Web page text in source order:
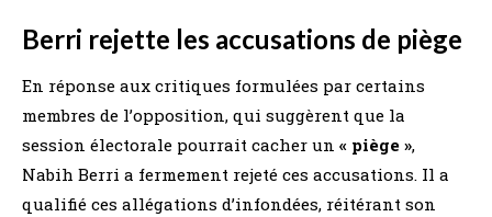
Berri rejette les accusations de piège
En réponse aux critiques formulées par certains
membres de l’opposition, qui suggèrent que la
session électorale pourrait cacher un « piège »,
Nabih Berri a fermement rejeté ces accusations. Il a
qualifié ces allégations d’infondées, réitérant son